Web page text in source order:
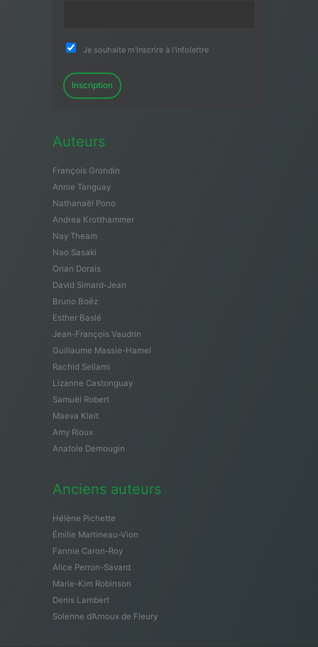
Je souhaite m'inscrire à l'infolettre
Inscription
Auteurs
François Grondin
Annie Tanguay
Nathanaël Pono
Andrea Krotthammer
Nay Theam
Nao Sasaki
Orian Dorais
David Simard-Jean
Bruno Boëz
Esther Baslé
Jean-François Vaudrin
Guillaume Massie-Hamel
Rachid Sellami
Lizanne Castonguay
Samuël Robert
Maeva Kleit
Amy Rioux
Anatole Demougin
Anciens auteurs
Hélène Pichette
Émilie Martineau-Vion
Fannie Caron-Roy
Alice Perron-Savard
Marie-Kim Robinson
Denis Lambert
Solenne d’Arnoux de Fleury